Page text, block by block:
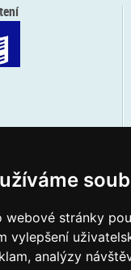
webové stránky
vylepšení
analýzy